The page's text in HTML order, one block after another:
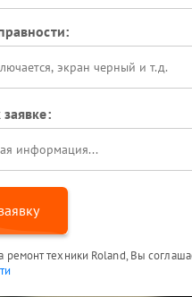
ремонт техники Roland, Вы